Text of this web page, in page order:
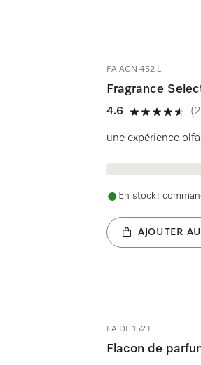
FA ACN 452 L
Fragrance
4.6
4.6 étoiles sur
une expérience
En stock :
AJOUTER
FA DF 152 L
Flacon de